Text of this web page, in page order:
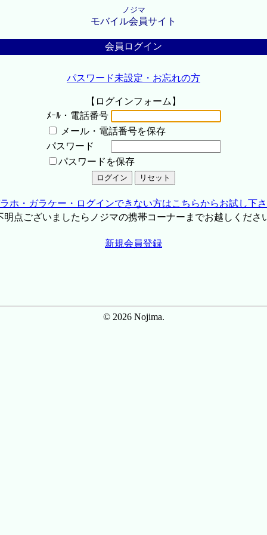
ノジマ
モバイル会員サイト
会員ログイン
パスワード未設定・お忘れの方
【ログインフォーム】
ﾒｰﾙ・電話番号
メール・電話番号を保存
パスワード
パスワードを保存
ホ・ガラケー・ログインできない方はこちらからお試し下
点ございましたらノジマの携帯コーナーまでお越しくださ
新規会員登録
© 2026 Nojima.